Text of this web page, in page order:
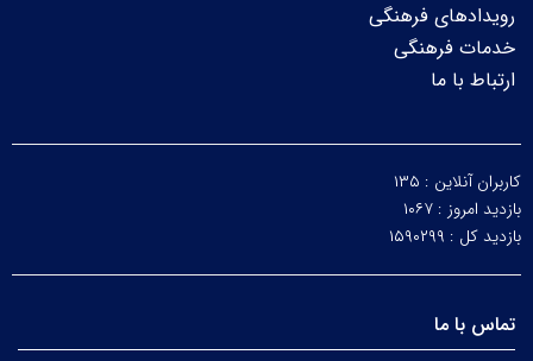
رویدادهای فرهنگی
خدمات فرهنگی
ارتباط با ما
کاربران آنلاین : ۱۳۵
بازدید امروز : ۱۰۶۷
بازدید کل : ۱۵۹۰۲۹۹
تماس با ما